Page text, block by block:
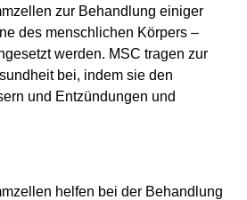
zur Behandlung einiger
des menschlichen Körpers –
werden. MSC tragen zur
bei, indem sie den
und Entzündungen und
helfen bei der Behandlung